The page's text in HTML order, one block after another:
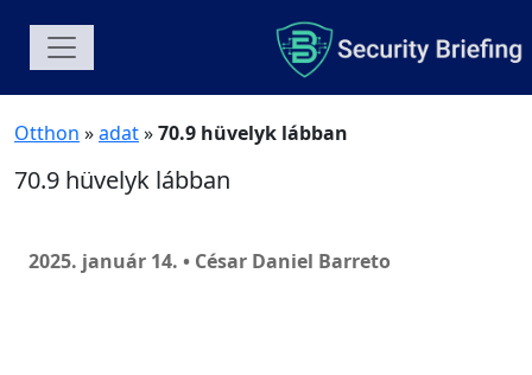
Otthon »adat»70.9 hüvelyk lábban
70.9 hüvelyk lábban
2025. január 14. • César Daniel Barreto